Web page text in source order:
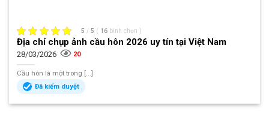
5 / 5 ( 16 bình chọn )
Địa chỉ chụp ảnh cầu hôn 2026 uy tín tại Việt Nam
28/03/2026 20
Cầu hôn là một trong [...]
Đã kiểm duyệt